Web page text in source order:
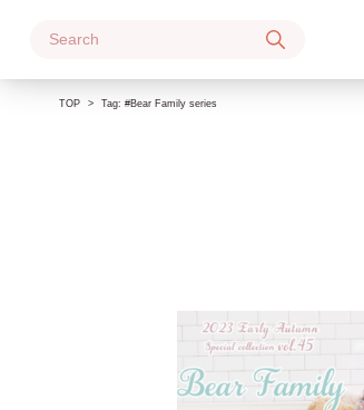
TOP Tag:#Bear Family series